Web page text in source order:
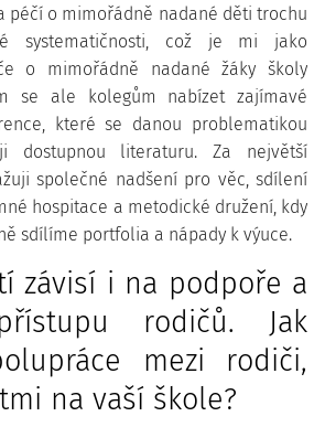
péčí o mimořádně nadané děti trochu
systematičnosti, což je mi jako
o mimořádně nadané žáky školy
se ale kolegům nabízet zajímavé
které se danou problematikou
dostupnou literaturu. Za největší
společné nadšení pro věc, sdílení
hospitace a metodické družení, kdy
sdílíme portfolia a nápady k výuce.
závisí i na podpoře a
rodičů. Jak
mezi rodiči,
na vaší škole?